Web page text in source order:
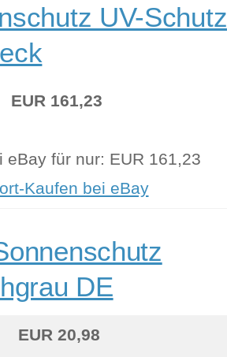
UV-Schutz
EUR 161,23
eBay für nur: EUR 161,23
Kaufen bei eBay
DE
EUR 20,98